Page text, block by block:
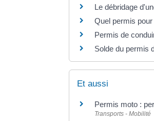
Le débridage
Quel permis
Permis de
Solde du permis
Et aussi
Permis moto :
Transports - Mobilité